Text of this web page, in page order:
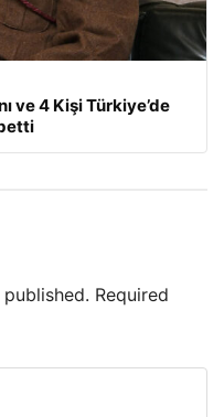
ve 4 Kişi Türkiye’de
Required